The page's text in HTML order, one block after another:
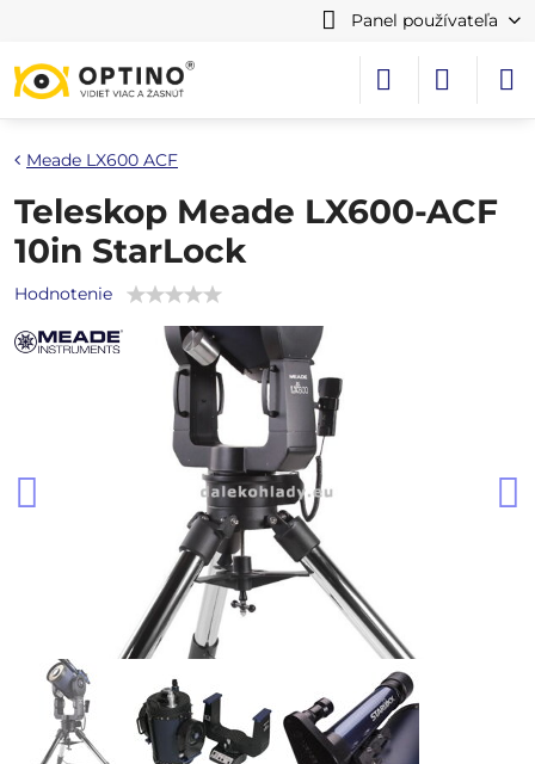
Panel používateľa
Meade LX600 ACF
Teleskop Meade LX600-ACF
10in StarLock
Hodnotenie